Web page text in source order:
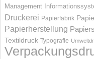
Management
Druckerei Papierfabrik
Papierherstellung
Textildruck Typografie